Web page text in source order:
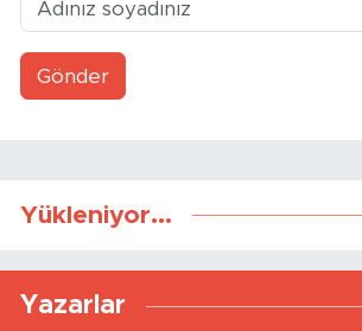
Gönder
Yükleniyor...
Yazarlar